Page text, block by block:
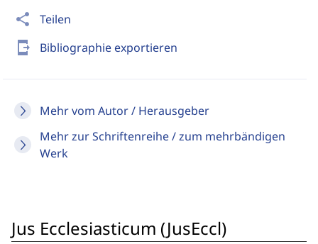
share Teilen
send_to_mobile Bibliographie exportieren
Mehr vom Autor / Herausgeber
Mehr zur Schriftenreihe / zum mehrbändigen
Werk
Jus Ecclesiasticum (JusEccl)